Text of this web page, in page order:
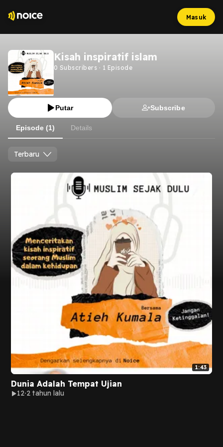
Masuk
Kisah inspiratif islam
0 Subscribers · 1 Episode
Putar Subscribe
Episode (1) Details
Terbaru
1:43
Dunia Adalah Tempat Ujian
12 2 tahun lalu